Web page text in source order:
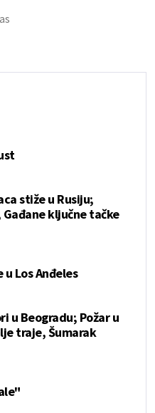
stiže u Rusiju;
ključne tačke
Los Anđeles
u Beogradu; Požar u
traje, Šumarak